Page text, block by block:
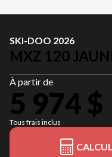
SKI-DOO 2026
MXZ 120
À partir de
5 974 $
Tous frais inclus